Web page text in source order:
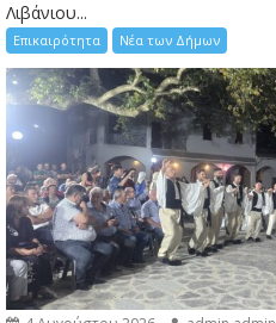
Λιβάνιου...
Επικαιρότητα Νέα των Δήμων